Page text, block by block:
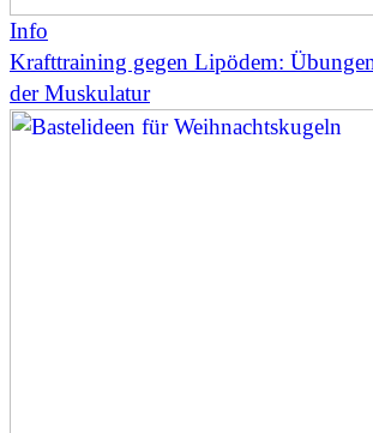
Info
Krafttraining gegen Lipödem:
der Muskulatur